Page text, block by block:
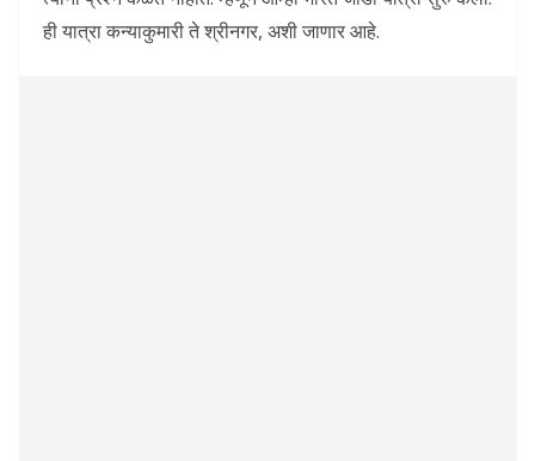
ही यात्रा कन्याकुमारी ते श्रीनगर, अशी जाणार आहे.